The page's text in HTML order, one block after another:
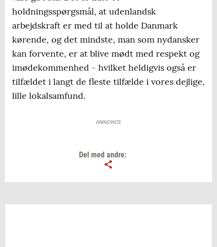
holdningsspørgsmål, at udenlandsk
arbejdskraft er med til at holde Danmark
kørende, og det mindste, man som nydansker
kan forvente, er at blive mødt med respekt og
imødekommenhed - hvilket heldigvis også er
tilfældet i langt de fleste tilfælde i vores dejlige,
lille lokalsamfund.
ANNONCE
Del med andre: